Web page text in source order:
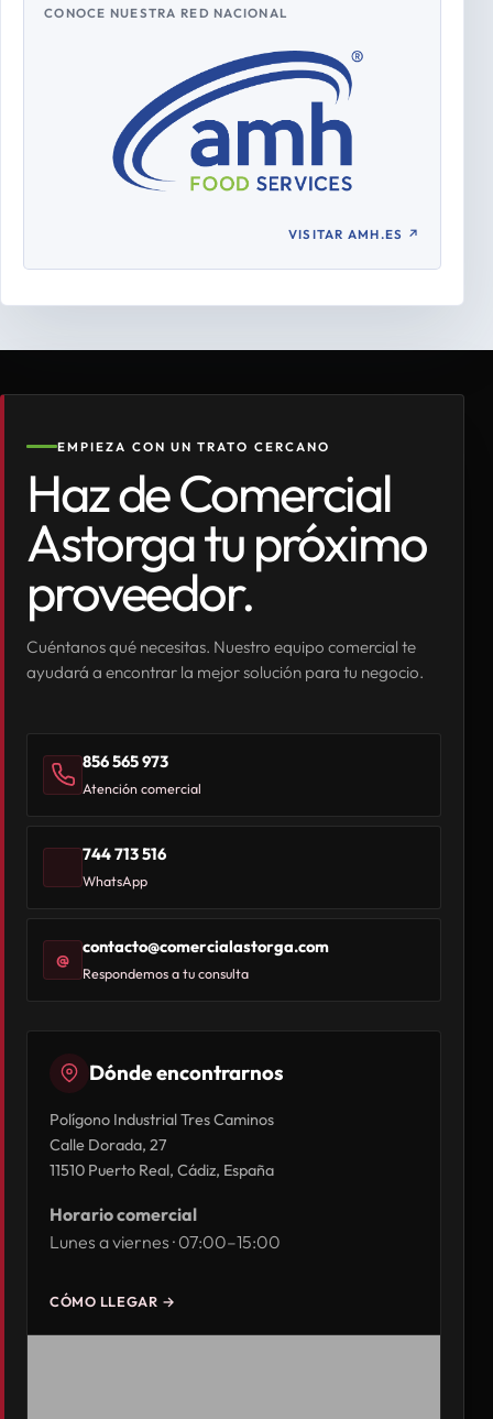
CONOCE NUESTRA RED NACIONAL
VISITAR AMH.ES ↗
EMPIEZA CON UN TRATO CERCANO
Haz de Comercial
Astorga tu próximo
proveedor.
Cuéntanos qué necesitas. Nuestro equipo comercial te
ayudará a encontrar la mejor solución para tu negocio.
856 565 973
Atención comercial
744 713 516
WhatsApp
@
contacto@comercialastorga.com
Respondemos a tu consulta
Dónde encontrarnos
Polígono Industrial Tres Caminos
Calle Dorada, 27
11510 Puerto Real, Cádiz, España
Horario comercial
Lunes a viernes · 07:00–15:00
CÓMO LLEGAR →